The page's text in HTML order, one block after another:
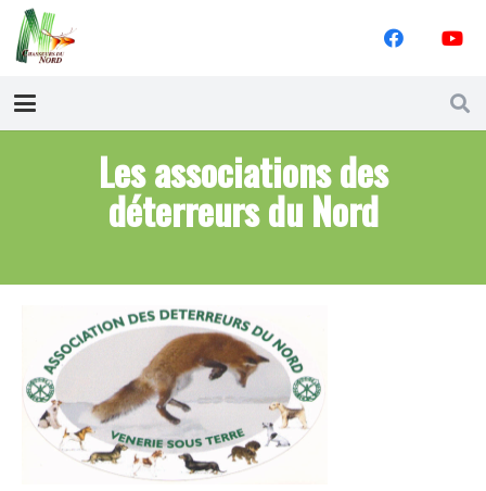
Les associations des
déterreurs du Nord